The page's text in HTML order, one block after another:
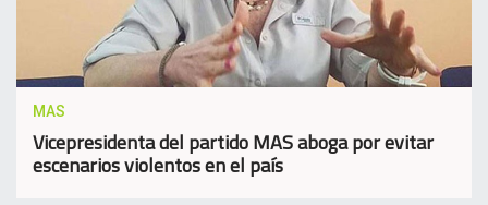
MAS
Vicepresidenta del partido MAS aboga por evitar
escenarios violentos en el país